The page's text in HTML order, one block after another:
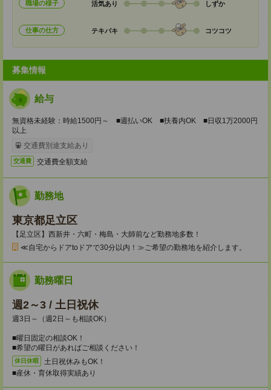
職場の様子 活気あり しずか
仕事の仕方 テキパキ コツコツ
募集情報
給与
無資格未経験：時給1500円～ ■週払いOK ■扶養内OK ■日収1万2000円
以上
交通費別途支給あり
交通費 交通費全額支給
勤務地
東京都足立区
【足立区】西新井・六町・梅島・大師前など勤務地多数！
≪自宅からドアtoドアで30分以内！≫ご希望の勤務地を紹介します。
勤務曜日
週2～3 / 土日祝休
週3日～（週2日～も相談OK）
■曜日固定の相談OK！
■希望の曜日があればご相談ください！
休日休暇
土日祝休みもOK！
■産休・育休取得実績あり